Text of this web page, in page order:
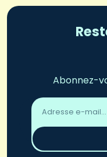
Abonnez-
Adresse
email